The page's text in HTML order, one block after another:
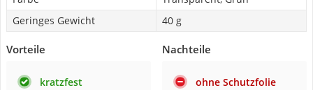
Geringes Gewicht
40 g
Vorteile
kratzfest
Nachteile
ohne Schutzfolie